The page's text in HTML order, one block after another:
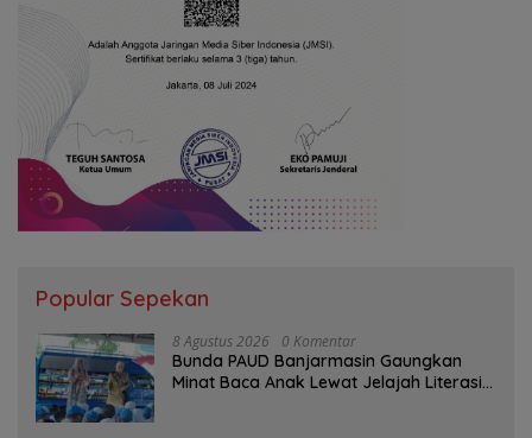
Popular Sepekan
8 Agustus 2026 0 Komentar
Bunda PAUD Banjarmasin Gaungkan
Minat Baca Anak Lewat Jelajah Literasi